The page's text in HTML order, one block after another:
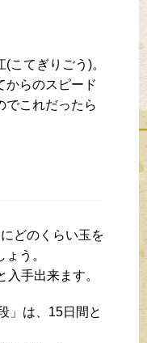
こてぎりごう)。
からのスピード
でこれだったら
どのくらい玉を
う。
手出来ます。
」は、15日間と